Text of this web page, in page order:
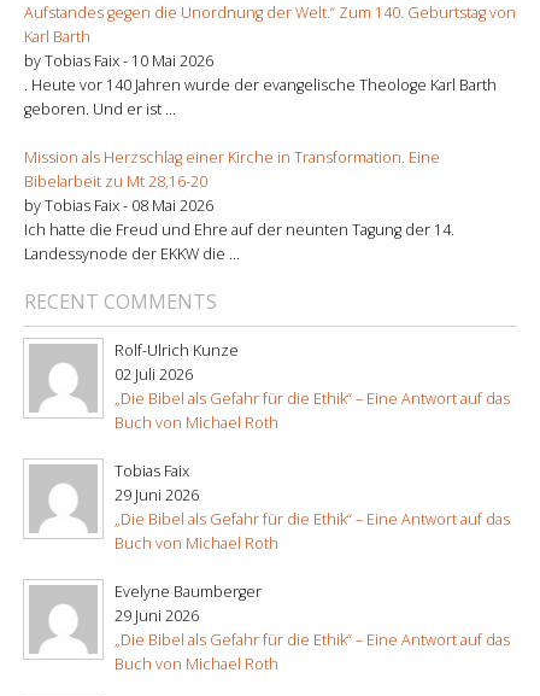
Aufstandes gegen die Unordnung der Welt.“ Zum 140. Geburtstag von
Karl Barth
by Tobias Faix - 10 Mai 2026
. Heute vor 140 Jahren wurde der evangelische Theologe Karl Barth
geboren. Und er ist ...
Mission als Herzschlag einer Kirche in Transformation. Eine
Bibelarbeit zu Mt 28,16-20
by Tobias Faix - 08 Mai 2026
Ich hatte die Freud und Ehre auf der neunten Tagung der 14.
Landessynode der EKKW die ...
RECENT COMMENTS
Rolf-Ulrich Kunze
02 Juli 2026
„Die Bibel als Gefahr für die Ethik“ – Eine Antwort auf das
Buch von Michael Roth
Tobias Faix
29 Juni 2026
„Die Bibel als Gefahr für die Ethik“ – Eine Antwort auf das
Buch von Michael Roth
Evelyne Baumberger
29 Juni 2026
„Die Bibel als Gefahr für die Ethik“ – Eine Antwort auf das
Buch von Michael Roth